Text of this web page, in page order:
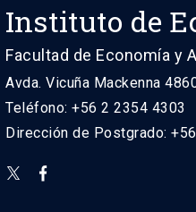
Instituto de
Facultad de Economía y
Avda. Vicuña Mackenna
Teléfono: +56 2 2354 4303
Dirección de Postgrado: